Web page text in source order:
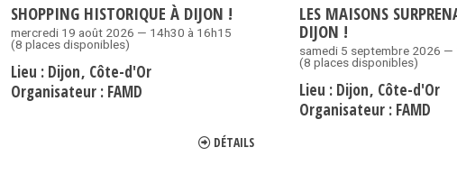
SHOPPING HISTORIQUE À DIJON !
mercredi 19 août 2026 — 14h30 à 16h15
(8 places disponibles)
Lieu : Dijon Côte-d'Or
Organisateur : FAMD
DÉTAILS
LES MAISONS
DIJON !
samedi 5 septembre 2026 —
(8 places disponibles)
Lieu : Dijon Côte-d'Or
Organisateur : FAMD